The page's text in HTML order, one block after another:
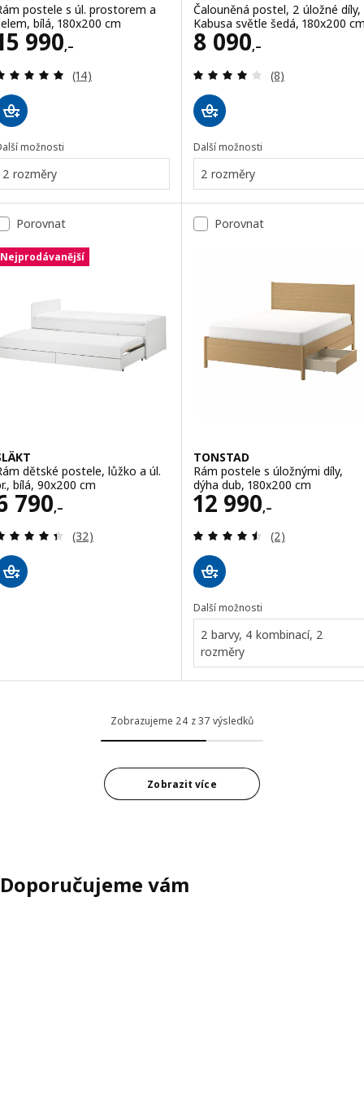
postele s úl. prostorem a
bílá, 180x200 cm
990,–
15990,–
Recenze: 4.9 z 5 hvězdy. Celkem recenzí:
(14)
možnosti
2 rozměry
Čalouněná postel, 2 úložné díly,
Kabusa světle šedá, 180x200
8 090,–
Cena 8090,–
Recenze: 4.1 z
(8)
Další možnosti
2 rozměry
Porovnat
Nejprodávanější
dětské postele, lůžko a úl.
bílá, 90x200 cm
790,–
6790,–
Recenze: 4.4 z 5 hvězdy. Celkem recenzí:
(32)
Porovnat
TONSTAD
Rám postele s úložnými díly,
dýha dub, 180x200 cm
12 990,–
Cena 12990,–
Recenze: 4.5 z
(2)
Další možnosti
2 barvy, 4 kombinací, 2
rozměry
Zobrazujeme 24 z 37 výsledků
Zobrazit více
Doporučujeme vám